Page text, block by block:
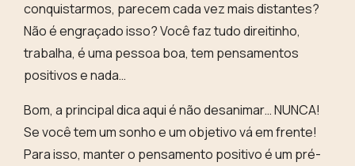
conquistarmos, parecem cada vez mais distantes?
Não é engraçado isso? Você faz tudo direitinho,
trabalha, é uma pessoa boa, tem pensamentos
positivos e nada…
Bom, a principal dica aqui énão desanimar… NUNCA!
Se você tem um sonho e um objetivo vá em frente!
Para isso, manter o pensamento positivo é um pré-